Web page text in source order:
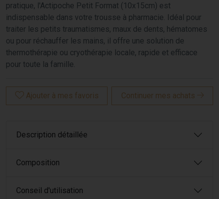
pratique, l'Actipoche Petit Format (10x15cm) est
indispensable dans votre trousse à pharmacie. Idéal pour
traiter les petits traumatismes, maux de dents, hématomes
ou pour réchauffer les mains, il offre une solution de
thermothérapie ou cryothérapie locale, rapide et efficace
pour toute la famille.
Ajouter à mes favoris Continuer mes achats
Description détaillée
Composition
Conseil d'utilisation